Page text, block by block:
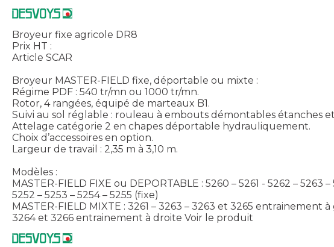
Broyeur fixe agricole DR8
Prix HT :
Article SCAR
Broyeur MASTER-FIELD fixe, déportable ou mixte :
Régime PDF : 540 tr/mn ou 1000 tr/mn.
Rotor, 4 rangées, équipé de marteaux B1.
Suivi au sol réglable : rouleau à embouts démontables étanches
Attelage catégorie 2 en chapes déportable hydrauliquement.
Choix d’accessoires en option.
Largeur de travail : 2,35 m à 3,10 m.
Modèles :
MASTER-FIELD FIXE ou DEPORTABLE : 5260 – 5261 - 5262 – 5263
5252 – 5253 – 5254 – 5255 (fixe)
MASTER-FIELD MIXTE : 3261 – 3263 – 3263 et 3265 entrainement
3264 et 3266 entrainement à droite Voir le produit